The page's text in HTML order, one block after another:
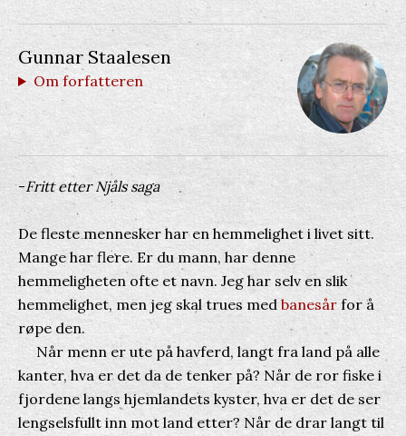
Gunnar Staalesen
Om forfatteren
-Fritt etter Njåls saga
De fleste mennesker har en hemmelighet i livet sitt.
Mange har flere. Er du mann, har denne
hemmeligheten ofte et navn. Jeg har selv en slik
hemmelighet, men jeg skal trues medbanesårfor å
røpe den.
Når menn er ute på havferd, langt fra land på alle
kanter, hva er det da de tenker på? Når de ror fiske i
fjordene langs hjemlandets kyster, hva er det de ser
lengselsfullt inn mot land etter? Når de drar langt til